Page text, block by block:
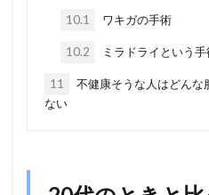
10.1 ワキガの手術
10.2 ミラドライという
11
不健康そうな人はどんな
ない